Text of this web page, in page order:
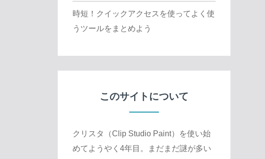
時短！クイックアクセスを使ってよく使
うツールをまとめよう
このサイトについて
クリスタ（Clip Studio Paint）を使い始
めてようやく4年目。まだまだ謎が多い